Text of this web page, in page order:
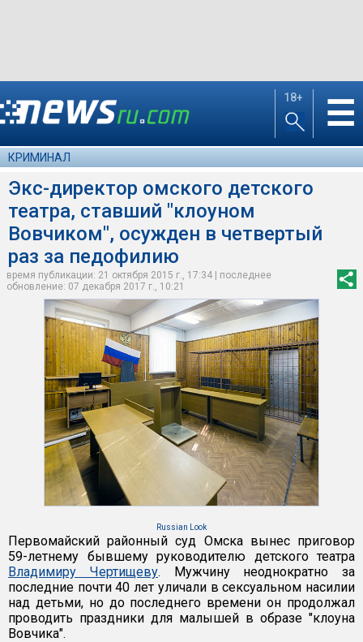
18+ ☰
КРИМИНАЛ
Экс-директор омского детского
театра, ставший "клоуном
Вовчиком", осужден в четвертый
раз за педофилию
время публикации: 21 октября 2015 г., 17:34 | последнее
обновление: 07 декабря 2017 г., 10:21
Russian Look
Первомайский районный суд Омска вынес приговор
59-летнему бывшему руководителю детского театра
Владимиру Чертищеву. Мужчину неоднократно за
последние почти 40 лет уличали в сексуальном насилии
над детьми, но до последнего времени он продолжал
проводить праздники для малышей в образе "клоуна
Вовчика".